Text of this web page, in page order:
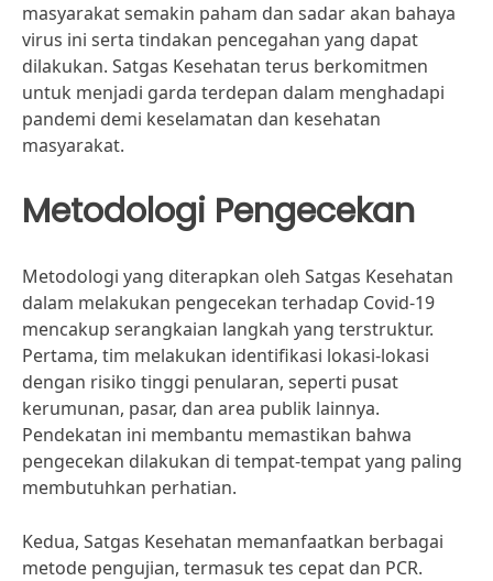
masyarakat semakin paham dan sadar akan bahaya
virus ini serta tindakan pencegahan yang dapat
dilakukan. Satgas Kesehatan terus berkomitmen
untuk menjadi garda terdepan dalam menghadapi
pandemi demi keselamatan dan kesehatan
masyarakat.
Metodologi Pengecekan
Metodologi yang diterapkan oleh Satgas Kesehatan
dalam melakukan pengecekan terhadap Covid-19
mencakup serangkaian langkah yang terstruktur.
Pertama, tim melakukan identifikasi lokasi-lokasi
dengan risiko tinggi penularan, seperti pusat
kerumunan, pasar, dan area publik lainnya.
Pendekatan ini membantu memastikan bahwa
pengecekan dilakukan di tempat-tempat yang paling
membutuhkan perhatian.
Kedua, Satgas Kesehatan memanfaatkan berbagai
metode pengujian, termasuk tes cepat dan PCR.